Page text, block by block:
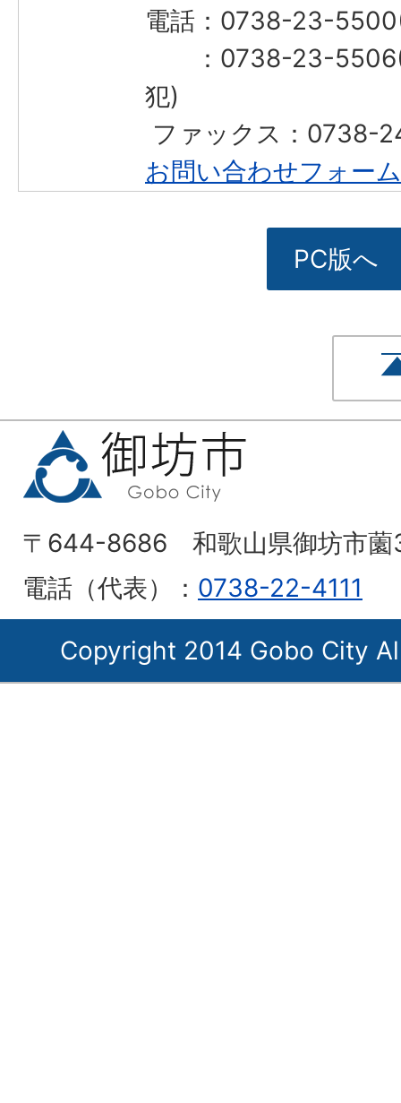
電話：0738-23-
：0738-23-5506(
犯)
ファックス：0738-
お問い合わせフォーム
PC版へ
〒644-8686 和歌山県御坊市薗
電話（代表）： 0738-22-4111
Copyright 2014 Gobo City